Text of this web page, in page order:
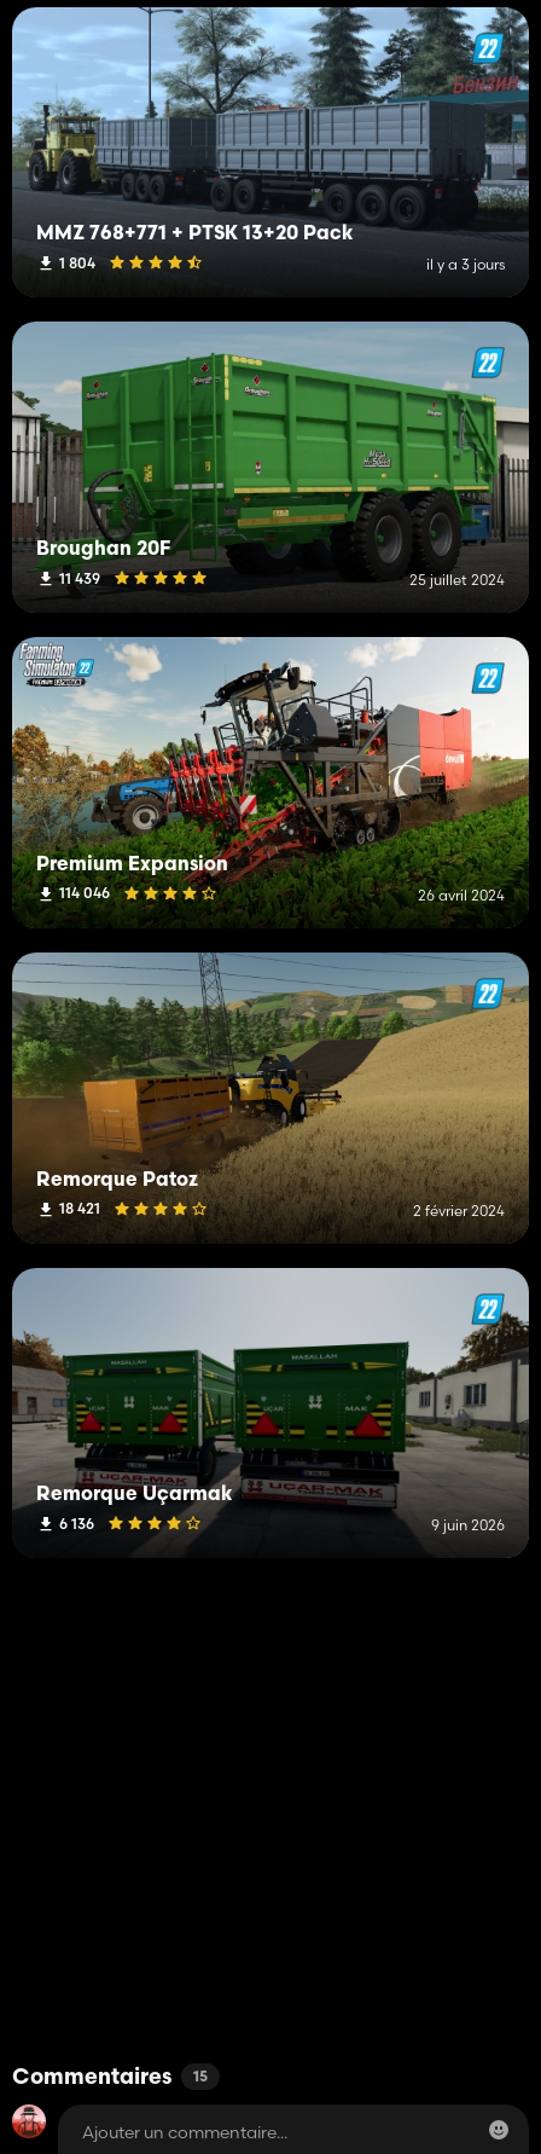
MMZ 768+771 + PTSK 13+20 Pack
1 804 il y a 3 jours
Broughan 20F
11 439 25 juillet 2024
Premium Expansion
114 046 26 avril 2024
Remorque Patoz
18 421 2 février 2024
Remorque Uçarmak
6 136 9 juin 2026
Commentaires 15